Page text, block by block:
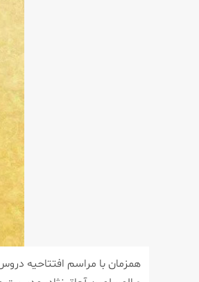
همزمان با مراسم افتتاحیه